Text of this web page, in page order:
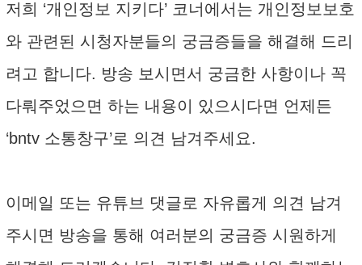
저희 ‘개인정보 지키다’ 코너에서는 개인정보보호
와 관련된 시청자분들의 궁금증들을 해결해 드리
려고 합니다. 방송 보시면서 궁금한 사항이나 꼭
다뤄주었으면 하는 내용이 있으시다면 언제든
‘bntv 소통창구’로 의견 남겨주세요.
이메일 또는 유튜브 댓글로 자유롭게 의견 남겨
주시면 방송을 통해 여러분의 궁금증 시원하게